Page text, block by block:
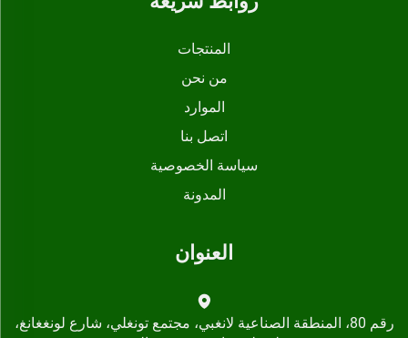
المنتجات
من نحن
الموارد
اتصل بنا
سياسة الخصوصية
المدونة
العنوان
رقم 80، المنطقة الصناعية لانغبي، مجتمع تونغلي، شارع لونغغانغ،